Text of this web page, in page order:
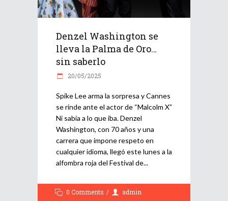
Denzel Washington se
lleva la Palma de Oro…
sin saberlo
20/05/2025
Spike Lee arma la sorpresa y Cannes
se rinde ante el actor de “Malcolm X”
Ni sabía a lo que iba. Denzel
Washington, con 70 años y una
carrera que impone respeto en
cualquier idioma, llegó este lunes a la
alfombra roja del Festival de
0 Comments admin